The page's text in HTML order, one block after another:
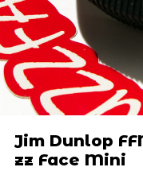
Jim Dunlop
zz Face Mini